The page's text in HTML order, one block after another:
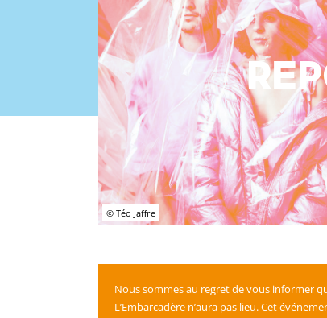
© Téo Jaffre
Nous sommes au regret de vous informer
L’Embarcadère n’aura pas lieu. Cet